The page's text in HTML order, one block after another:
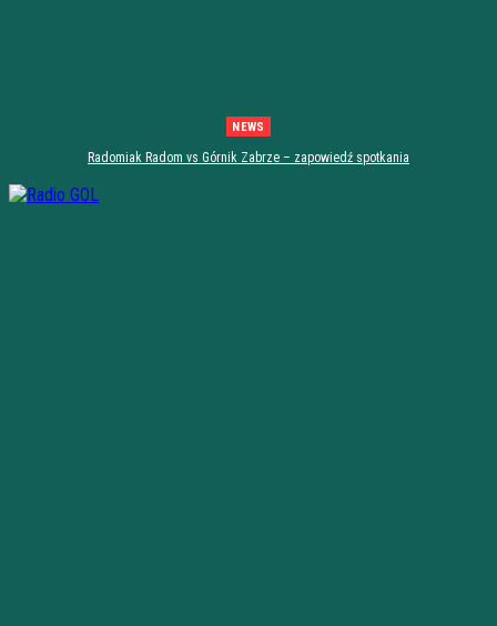
NEWS
Radomiak Radom vs Górnik Zabrze – zapowiedź spotkania